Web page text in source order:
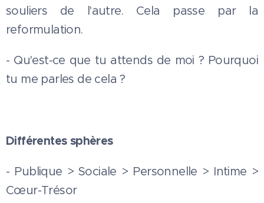
souliers de l'autre. Cela passe par la
reformulation.
- Qu'est-ce que tu attends de moi ? Pourquoi
tu me parles de cela ?
Différentes sphères
- Publique > Sociale > Personnelle > Intime >
Cœur-Trésor